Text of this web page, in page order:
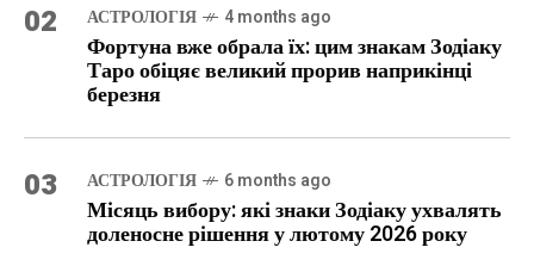
02 АСТРОЛОГІЯ 4 months ago
Фортуна вже обрала їх: цим знакам Зодіаку
Таро обіцяє великий прорив наприкінці
березня
03 АСТРОЛОГІЯ 6 months ago
Місяць вибору: які знаки Зодіаку ухвалять
доленосне рішення у лютому 2026 року